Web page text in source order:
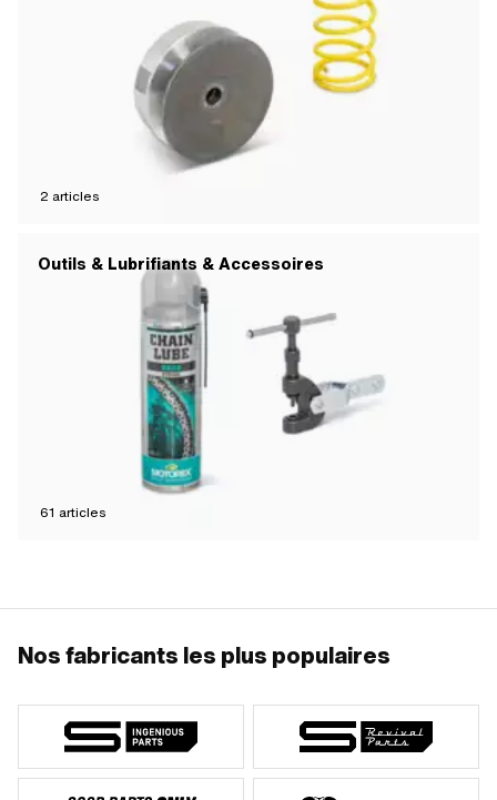
2 articles
Outils & Lubrifiants & Accessoires
61 articles
Nos fabricants les plus populaires